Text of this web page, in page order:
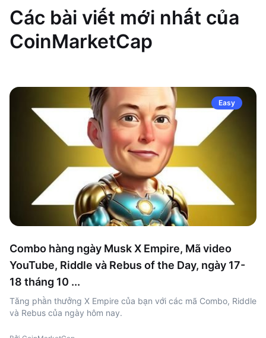
Các bài viết mới nhất của
CoinMarketCap
Easy
Combo hàng ngày Musk X Empire, Mã video
YouTube, Riddle và Rebus of the Day, ngày 17-
18 tháng 10 ...
Tăng phần thưởng X Empire của bạn với các mã Combo, Riddle
và Rebus của ngày hôm nay.